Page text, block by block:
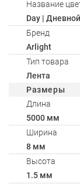
Название
Day |
Бренд
Arlight
Тип товара
Лента
Размеры
Длина
5000 мм
Ширина
8 мм
Высота
1.5 мм